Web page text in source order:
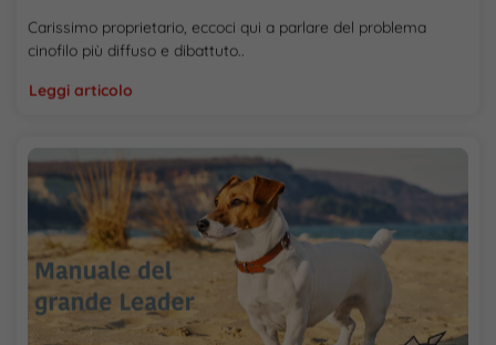
Carissimo proprietario, eccoci qui a parlare del problema
cinofilo più diffuso e dibattuto..
Leggi articolo